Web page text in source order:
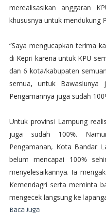
merealisasikan anggaran
khususnya untuk mendukung
“Saya mengucapkan terima
di Kepri karena untuk KPU
dan 6 kota/kabupaten
semua, untuk
Pengamannya juga sudah
Untuk provinsi Lampung
juga sudah 100%.
Pengamanan, Kota Bandar
belum mencapai 100%
menyelesaikannya. Ia
Kemendagri serta meminta
mengecek langsung ke
Baca Juga